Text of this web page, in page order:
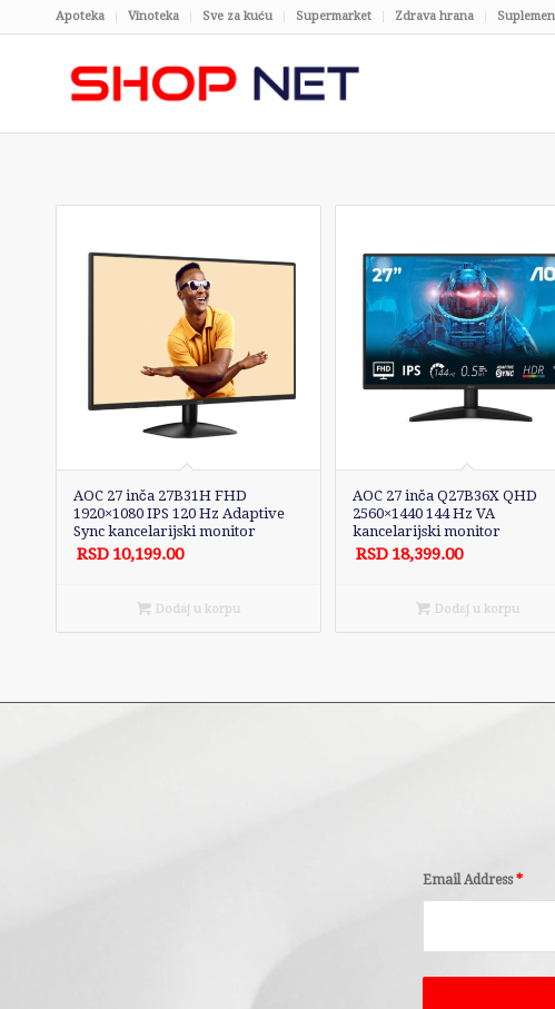
Apoteka Vinoteka Sve za kuću Supermarket Zdrava hrana
AOC 27 inča 27B31H FHD
1920×1080 IPS 120 Hz Adaptive
Sync kancelarijski monitor
RSD 10,199.00
Dodaj u korpu
AOC 27 inča Q27B36X QHD
2560×1440 144 Hz VA
kancelarijski monitor
RSD 18,399.00
Dodaj u korpu
Email Address*